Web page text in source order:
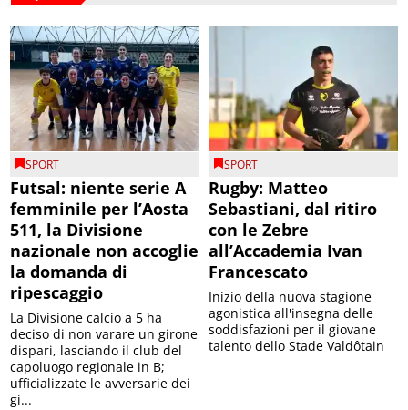
SPORT
Futsal: niente serie A
femminile per l’Aosta
511, la Divisione
nazionale non accoglie
la domanda di
ripescaggio
La Divisione calcio a 5 ha
deciso di non varare un girone
dispari, lasciando il club del
capoluogo regionale in B;
ufficializzate le avversarie dei
gi...
SPORT
Rugby: Matteo
Sebastiani, dal ritiro
con le Zebre
all’Accademia Ivan
Francescato
Inizio della nuova stagione
agonistica all'insegna delle
soddisfazioni per il giovane
talento dello Stade Valdôtain